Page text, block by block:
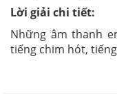
Lời giải chi tiết:
Những âm thanh
tiếng chim hót,